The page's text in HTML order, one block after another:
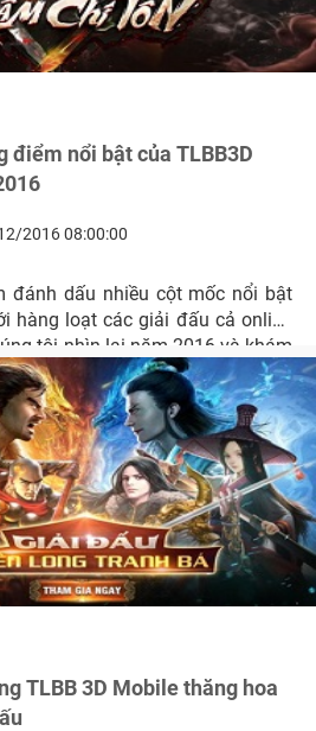
điểm nổi bật của TLBB3D
2016 08:00:00
đánh dấu nhiều cột mốc nổi bật
hàng loạt các giải đấu cả online
tôi nhìn lại năm 2016 và khám
thú vị được hé lộ trong năm
TLBB 3D Mobile thăng hoa